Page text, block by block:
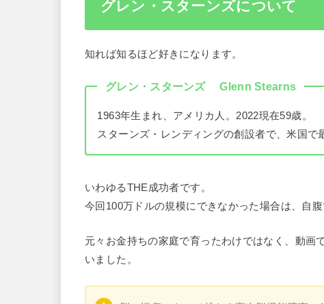
グレン・スターンズについて
知れば知るほど好きになります。
グレン・スターンズ Glenn Stearns
1963年生まれ、アメリカ人。2022現在59歳。
スターンズ・レンディングの創設者で、米国で
いわゆるTHE成功者です。
今回100万ドルの規模にできなかった場合は、自
元々お金持ちの家庭で育ったわけではなく、動画
いました。